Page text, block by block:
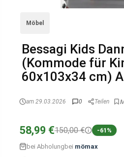
Möbel
Bessagi Kids
(Kommode für
60x103x34 cm)
am 29.03.2026 0 Teilen
58,99 €150,00 € -61%
bei Abholung bei mömax